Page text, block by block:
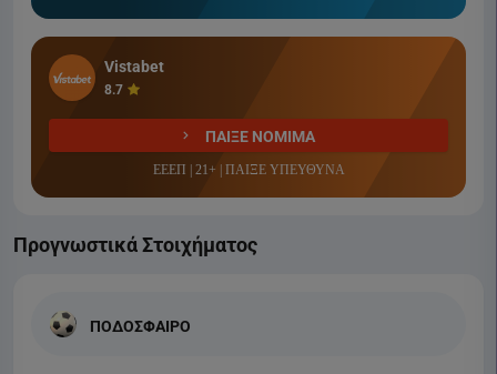
Vistabet
8.7
ΠΑΙΞΕ ΝΟΜΙΜΑ
ΕΕΕΠ | 21+ | ΠΑΙΞΕ ΥΠΕΥΘΥΝΑ
Προγνωστικά Στοιχήματος
ΠΟΔΟΣΦΑΙΡΟ